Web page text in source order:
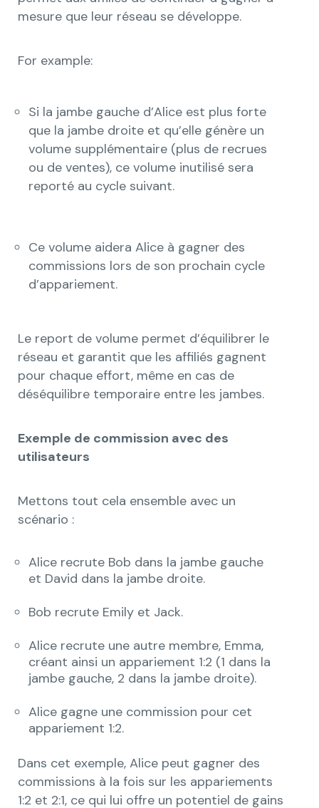
mesure que leur réseau se développe.
For example:
Si la jambe gauche d’Alice est plus forte
que la jambe droite et qu’elle génère un
volume supplémentaire (plus de recrues
ou de ventes), ce volume inutilisé sera
reporté au cycle suivant.
Ce volume aidera Alice à gagner des
commissions lors de son prochain cycle
d’appariement.
Le report de volume permet d’équilibrer le
réseau et garantit que les affiliés gagnent
pour chaque effort, même en cas de
déséquilibre temporaire entre les jambes.
Exemple de commission avec des
utilisateurs
Mettons tout cela ensemble avec un
scénario :
Alice recrute Bob dans la jambe gauche
et David dans la jambe droite.
Bob recrute Emily et Jack.
Alice recrute une autre membre, Emma,
créant ainsi un appariement 1:2 (1 dans la
jambe gauche, 2 dans la jambe droite).
Alice gagne une commission pour cet
appariement 1:2.
Dans cet exemple, Alice peut gagner des
commissions à la fois sur les appariements
1:2 et 2:1, ce qui lui offre un potentiel de gains